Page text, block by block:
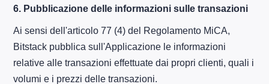
6. Pubblicazione delle informazioni sulle transazioni
Ai sensi dell'articolo 77 (4) del Regolamento MiCA,
Bitstack pubblica sull'Applicazione le informazioni
relative alle transazioni effettuate dai propri clienti, quali i
volumi e i prezzi delle transazioni.